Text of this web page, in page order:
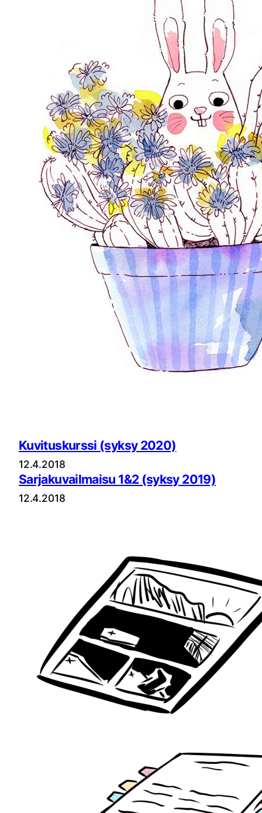
Kuvituskurssi (syksy 2020)
12.4.2018
Sarjakuvailmaisu 1&2 (syksy 2019)
12.4.2018